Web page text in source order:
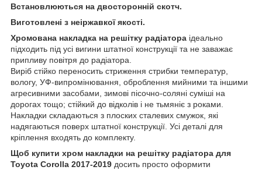
Встановлюються на двосторонній скотч.
Виготовлені з неіржавкої якості.
Хромована накладка на решітку радіатора ідеально
підходить під усі вигини штатної конструкції та не заважає
припливу повітря до радіатора.
Виріб стійко переносить стриження стрибки температур,
вологу, УФ-випромінювання, оброблення мийними та іншими
агресивними засобами, зимові пісочно-соляні суміші на
дорогах тощо; стійкий до відколів і не тьмяніє з роками.
Накладки складаються з плоских сталевих смужок, які
надягаються поверх штатної конструкції. Усі деталі для
кріплення входять до комплекту.
Щоб купити хром накладки на решітку радіатора для
Toyota Corolla 2017-2019 досить просто оформити